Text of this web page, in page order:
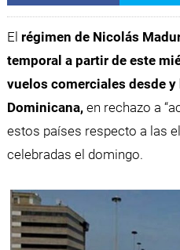
El régimen de Nicolás
temporal a partir de este
vuelos comerciales desde
Dominicana,en rechazo a
estos países respecto a las
celebradas el domingo.